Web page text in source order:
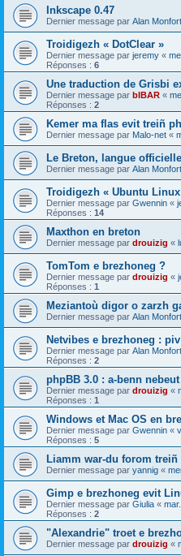
Inkscape 0.47
Dernier message par Alan Monfort
Troidigezh « DotClear »
Dernier message par jeremy «
Réponses : 6
Une traduction de Grisbi
Dernier message par bIBAR «
Réponses : 2
Kemer ma flas evit treiñ
Dernier message par Malo-net «
Le Breton, langue
Dernier message par Alan Monfort
Troidigezh « Ubuntu
Dernier message par Gwennin «
Réponses : 14
Maxthon en breton
Dernier message par drouizig «
TomTom e brezhoneg ?
Dernier message par drouizig «
Réponses : 1
Meziantoù digor o zarzh
Dernier message par Alan Monfort
Netvibes e brezhoneg :
Dernier message par Alan Monfort
Réponses : 2
phpBB 3.0 : a-benn nebeut
Dernier message par drouizig «
Réponses : 1
Windows et Mac OS en
Dernier message par Gwennin «
Réponses : 5
Liamm war-du forom treiñ
Dernier message par yannig «
Gimp e brezhoneg evit
Dernier message par Giulia «
Réponses : 2
"Alexandrie" troet e
Dernier message par drouizig «